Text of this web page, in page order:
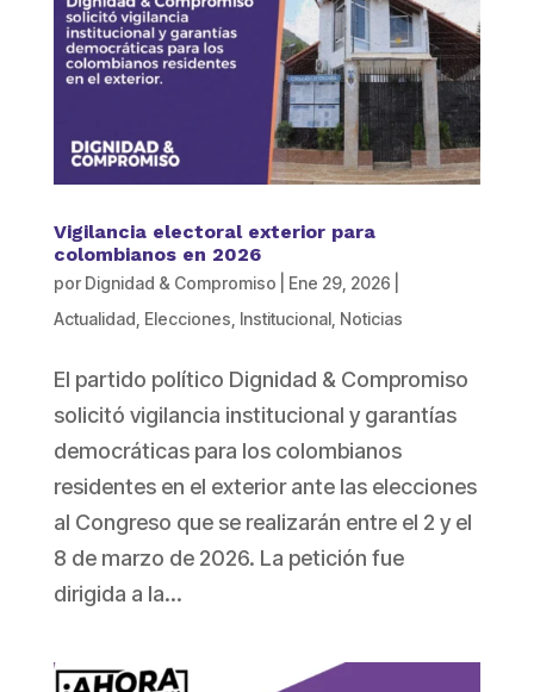
Vigilancia electoral exterior para
colombianos en 2026
por Dignidad & Compromiso Ene 29, 2026
Actualidad Elecciones Institucional, Noticias
El partido político Dignidad & Compromiso
solicitó vigilancia institucional y garantías
democráticas para los colombianos
residentes en el exterior ante las elecciones
al Congreso que se realizarán entre el 2 y el
8 de marzo de 2026. La petición fue
dirigida a la...